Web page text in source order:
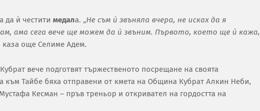
да ѝ честити медала. „Не съм ѝ звъняла вчера, не исках да я
ама сега вече ще можем да ѝ звъним. Първото, което ще ѝ кажа,
каза още Селиме Адем.
вече подготвят тържественото посрещане на своята
Тайбе бяха отправени от кмета на Община Кубрат Алкин Неби,
Кесман – пръв треньор и откривател на гордостта на